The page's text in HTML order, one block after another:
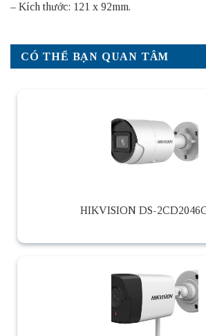
– Kích thước: 121 x 92mm.
CÓ THỂ BẠN QUAN TÂM
HIKVISION DS-